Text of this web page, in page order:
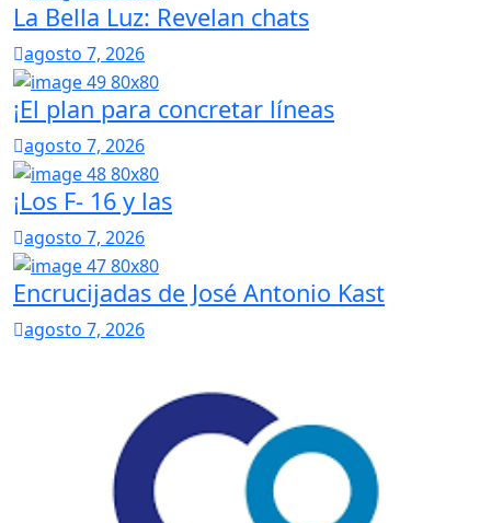
La Bella Luz: Revelan chats
agosto 7, 2026
¡El plan para concretar líneas
agosto 7, 2026
¡Los F- 16 y las
agosto 7, 2026
Encrucijadas de José Antonio Kast
agosto 7, 2026